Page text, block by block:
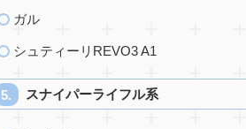
ガル
シュティーリREVO3 A1
スナイパーライフル系